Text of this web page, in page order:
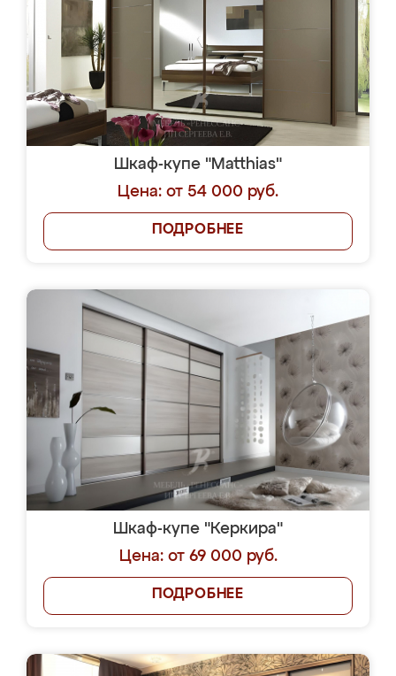
Шкаф-купе "Matthias"
Цена: от 54 000 руб.
ПОДРОБНЕЕ
Шкаф-купе "Керкира"
Цена: от 69 000 руб.
ПОДРОБНЕЕ